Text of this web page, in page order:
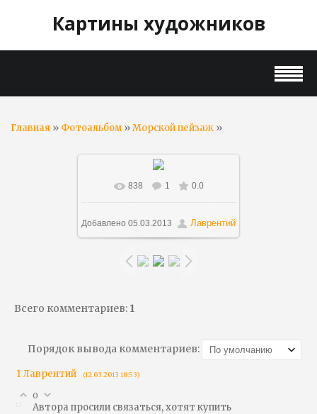
Картины художников
Главная » Фотоальбом»Морской пейзаж »
В реальном размере 720x493
72.8Kb
838 1 0.0
Добавлено 05.03.2013 Лаврентий
Всего комментариев: 1
Порядок вывода комментариев:
1Лаврентий (12.03.2013 18:53)
0
Автора просили связаться, хотят купить